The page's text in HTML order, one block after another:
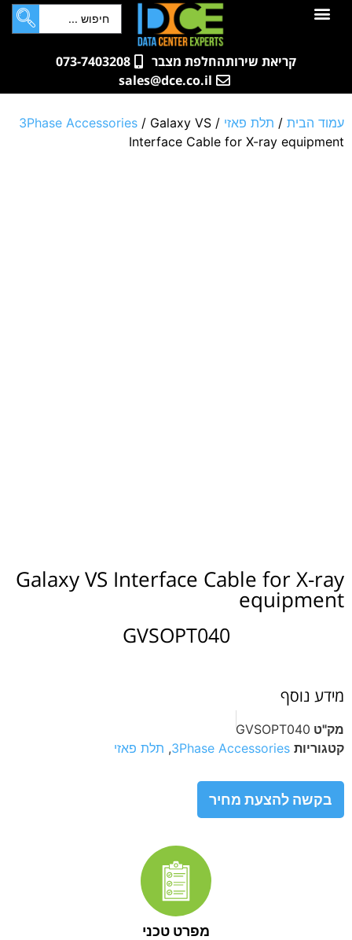
לתוכן
קריאת שירותהחלפת מצבר
073-7403208
sales@dce.co.il
עמוד הבית / תלת פאזי /
3Phase Accessories / Galaxy VS
Interface Cable for X-ray equipment
Galaxy VS Interface Cable for X-ray
equipment
GVSOPT040
מידע נוסף
מק"ט GVSOPT040
קטגוריות 3Phase Accessories
, תלת פאזי
בקשה להצעת מחיר
מפרט טכני